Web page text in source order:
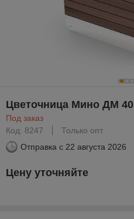
Цветочница Мино ДМ 40
Под заказ
Код: 8247
Только опт
Отправка с 22 августа 2026
Цену уточняйте